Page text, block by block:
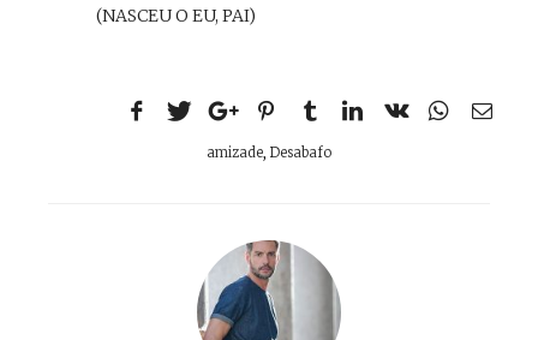
(NASCEU O EU, PAI)
amizade, Desabafo